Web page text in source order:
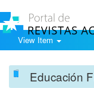
View Item
Educación